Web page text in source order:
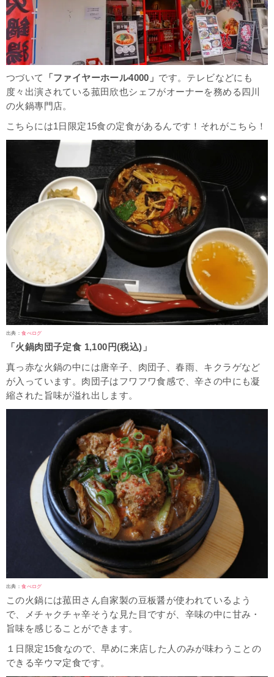
つづいて 「ファイヤーホール4000」 です。テレビなどにも
度々出演されている菰田欣也シェフがオーナーを務める四川
の火鍋專門店。
こちらには1日限定15食の定食があるんです！それがこちら！
出典：食べログ
「火鍋肉団子定食 1,100円(税込)」
真っ赤な火鍋の中には唐辛子、肉団子、春雨、キクラゲなど
が入っています。肉団子はフワフワ食感で、辛さの中にも凝
縮された旨味が溢れ出します。
出典：食べログ
この火鍋には菰田さん自家製の豆板醤が使われているよう
で、メチャクチャ辛そうな見た目ですが、辛味の中に甘み・
旨味を感じることができます。
１日限定15食なので、早めに来店した人のみが味わうことの
できる辛ウマ定食です。